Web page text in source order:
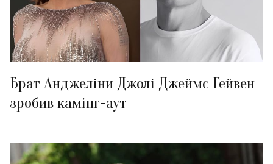
Брат Анджеліни Джолі Джеймс Гейвен
зробив камінг-аут